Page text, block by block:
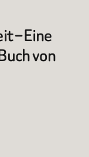
– Eine
von